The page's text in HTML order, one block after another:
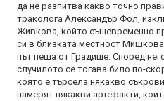
да не разпитва какво точно
траколога Александър Фол,
Живкова, който същевременно
си в близката местност
път пеша от Градище. Според
случилото се тогава било по-
която е търсела някакво
намерят някакви артефакти,